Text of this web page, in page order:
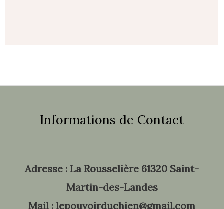
Informations de Contact
Adresse : La Rousselière 61320 Saint-
Martin-des-Landes
Mail : lepouvoirduchien@gmail.com